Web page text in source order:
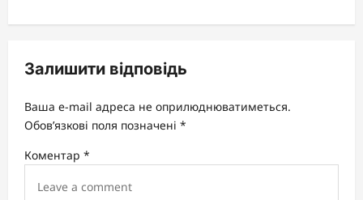
v
g
t
Залишити відповідь
Ваша e-mail адреса не оприлюднюватиметься.
Обов’язкові поля позначені *
Коментар *